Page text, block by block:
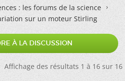
: les forums de la science
sur un moteur Stirling
À LA DISCUSSION
Affichage des résultats 1 à 16 sur 16